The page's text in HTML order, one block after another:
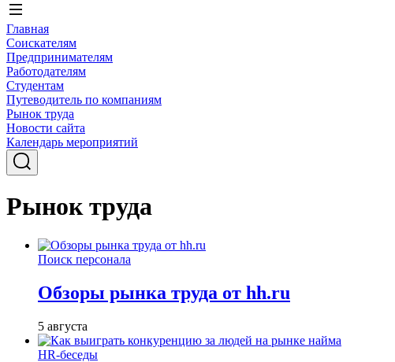
Главная
Соискателям
Предпринимателям
Работодателям
Студентам
Путеводитель по компаниям
Рынок труда
Новости сайта
Календарь мероприятий
Рынок труда
Поиск персонала
Обзоры рынка труда от hh.ru
5 августа
HR-беседы